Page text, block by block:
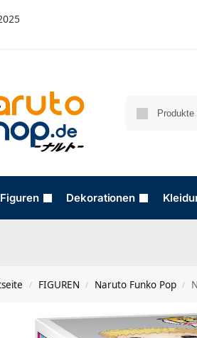
Figuren Dekorationen
/ FIGUREN / Naruto Funko Pop /